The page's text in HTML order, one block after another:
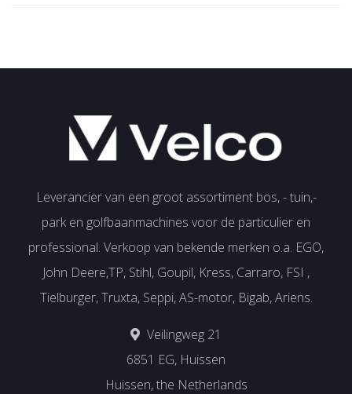
Leverancier van een groot assortiment bos, - tuin,-
park en golfbaanmachines voor de particulier en
professional. Verkoop van bekende merken o.a. EGO,
John Deere,TP, Stihl, Goupil, Kress, Carraro, FSI ,
Tielburger, Truxta, Seppi, AS-motor, Bigab, Ariens.
Veilingweg 21
6851 EG, Huissen
Huissen, the Netherlands